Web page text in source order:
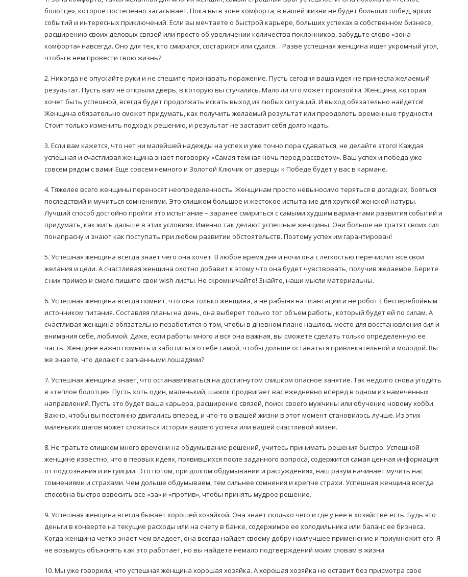
болотце», которое постепенно засасывает. Пока вы в зоне комфорта, в вашей жизни не будет больших побед, ярких
событий и интересных приключений. Если вы мечтаете о быстрой карьере, больших успехах в собственном бизнесе,
расширению своих деловых связей или просто об увеличении количества поклонников, забудьте слово «зона
комфорта» навсегда. Оно для тех, кто смирился, состарился или сдался… Разве успешная женщина ищет укромный угол,
чтобы в нем провести свою жизнь?
2. Никогда не опускайте руки и не спешите признавать поражение. Пусть сегодня ваша идея не принесла желаемый
результат. Пусть вам не открыли дверь, в которую вы стучались. Мало ли что может произойти. Женщина, которая
хочет быть успешной, всегда будет продолжать искать выход из любых ситуаций. И выход обязательно найдется!
Женщина обязательно сможет придумать, как получить желаемый результат или преодолеть временные трудности.
Стоит только изменить подход к решению, и результат не заставит себя долго ждать.
3. Если вам кажется, что нет ни малейшей надежды на успех и уже точно пора сдаваться, не делайте этого! Каждая
успешная и счастливая женщина знает поговорку «Самая темная ночь перед рассветом». Ваш успех и победа уже
совсем рядом с вами! Еще совсем немного и Золотой Ключик от дверцы к Победе будет у вас в кармане.
4. Тяжелее всего женщины переносят неопределенность. Женщинам просто невыносимо теряться в догадках, бояться
последствий и мучиться сомнениями. Это слишком большое и жестокое испытание для хрупкой женской натуры.
Лучший способ достойно пройти это испытание – заранее смириться с самыми худшим вариантами развития событий и
придумать, как жить дальше в этих условиях. Именно так делают успешные женщины. Они больше не тратят своих сил
понапрасну и знают как поступать при любом развитии обстоятельств. Поэтому успех им гарантирован!
5. Успешная женщина всегда знает чего она хочет. В любое время дня и ночи она с легкостью перечислит все свои
желания и цели. А счастливая женщина охотно добавит к этому что она будет чувствовать, получив желаемое. Берите
с них пример и смело пишите свои wish-листы. Не скромничайте! Знайте, наши мысли материальны.
6. Успешная женщина всегда помнит, что она только женщина, а не рабыня на плантации и не робот с бесперебойным
источником питания. Составляя планы на день, она выберет только тот объем работы, который будет ей по силам. А
счастливая женщина обязательно позаботится о том, чтобы в дневном плане нашлось место для восстановления сил и
внимания себе, любимой. Даже, если работы много и вся она важная, вы сможете сделать только определенную ее
часть. Женщине важно помнить и заботиться о себе самой, чтобы дольше оставаться привлекательной и молодой. Вы
же знаете, что делают с загнанными лошадями?
7. Успешная женщина знает, что останавливаться на достигнутом слишком опасное занятие. Так недолго снова угодить
в «теплое болотце». Пусть хоть один, маленький, шажок продвигает вас ежедневно вперед в одном из намеченных
направлений. Пусть это будет ваша карьера, расширение связей, поиск своего мужчины или обучение новому хобби.
Важно, чтобы вы постоянно двигались вперед, и что-то в вашей жизни в этот момент становилось лучше. Из этих
маленьких шагов может сложиться история вашего успеха или вашей счастливой жизни.
8. Не тратьте слишком много времени на обдумывание решений, учитесь принимать решения быстро. Успешной
женщине известно, что в первых идеях, появившихся после заданного вопроса, содержится самая ценная информация
от подсознания и интуиции. Это потом, при долгом обдумывании и рассуждениях, наш разум начинает мучить нас
сомнениями и страхами. Чем дольше обдумываем, тем сильнее сомнения и крепче страхи. Успешная женщина всегда
способна быстро взвесить все «за» и «против», чтобы принять мудрое решение.
9. Успешная женщина всегда бывает хорошей хозяйкой. Она знает сколько чего и где у нее в хозяйстве есть. Будь это
деньги в конверте на текущие расходы или на счету в банке, содержимое ее холодильника или баланс ее бизнеса.
Когда женщина четко знает чем владеет, она всегда найдет своему добру наилучшее применение и приумножит его. Я
не возьмусь объяснять как это работает, но вы найдете немало подтверждений моим словам в жизни.
10. Мы уже говорили, что успешная женщина хорошая хозяйка. А хорошая хозяйка не оставит без присмотра свое